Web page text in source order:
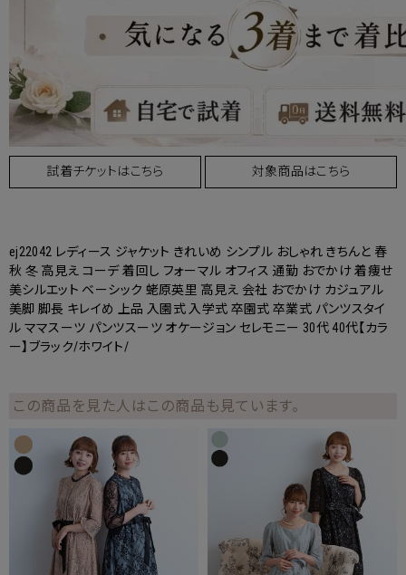
試着チケットはこちら 対象商品はこちら
ej22042 レディース ジャケット きれいめ シンプル おしゃれ きちんと 春
秋 冬 高見え コーデ 着回し フォーマル オフィス 通勤 おでかけ 着痩せ
美シルエット ベーシック 蛯原英里 高見え 会社 おでかけ カジュアル
美脚 脚長 キレイめ 上品 入園式 入学式 卒園式 卒業式 パンツスタイ
ル ママスーツ パンツスーツ オケージョン セレモニー 30代 40代【カラ
ー】ブラック/ホワイト/
この商品を見た人はこの商品も見ています。